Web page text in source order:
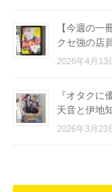
【今週の
クセ強の店
2026年4月13
『オタクに
天音と伊地
2026年3月23